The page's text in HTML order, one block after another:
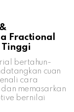
Fractional
Tinggi
bertahun-
cuan
cara
memasarkan
bernilai